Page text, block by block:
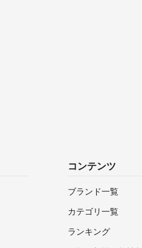
コンテンツ
ブランド一覧
カテゴリ一覧
ランキング